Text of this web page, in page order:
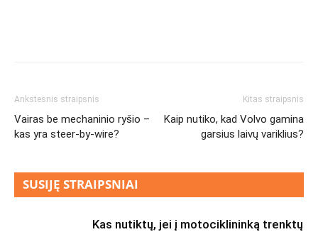
Ankstesnis straipsnis
Vairas be mechaninio ryšio –
kas yra steer-by-wire?
Kitas straipsnis
Kaip nutiko, kad Volvo gamina
garsius laivų variklius?
SUSIJĘ STRAIPSNIAI
Kas nutiktų, jei į motociklininką trenktų